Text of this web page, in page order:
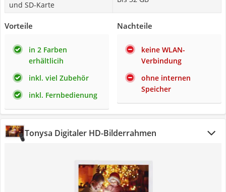
und SD-Karte
Vorteile
in 2 Farben
erhältlicih
inkl. viel Zubehör
inkl. Fernbedienung
Nachteile
keine WLAN-
Verbindung
ohne internen
Speicher
Tonysa Digitaler HD-Bilderrahmen